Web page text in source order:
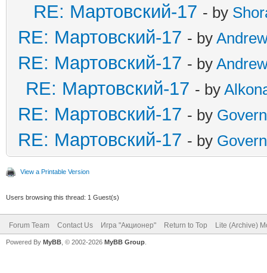
RE: Мартовский-17 - by
RE: Мартовский-17 - by
RE: Мартовский-17 - by
RE: Мартовский-17 - by
RE: Мартовский-17 - by
RE: Мартовский-17 - by
View a Printable Version
Users browsing this thread: 1 Guest(s)
Forum Team Contact Us Игра "Акционер" Return to Top Lite (Archive)
Powered By MyBB , © 2002-2026 MyBB Group